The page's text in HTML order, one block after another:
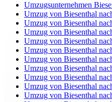
Umzugsunternehmen
Umzug von Biesenthal
Umzug von Biesenthal
Umzug von Biesenthal
Umzug von Biesenthal
Umzug von Biesenthal
Umzug von Biesenthal
Umzug von Biesenthal
Umzug von Biesenthal
Umzug von Biesenthal
Umzug von Biesenthal